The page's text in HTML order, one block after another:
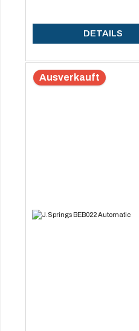
DETAILS
Ausverkauft